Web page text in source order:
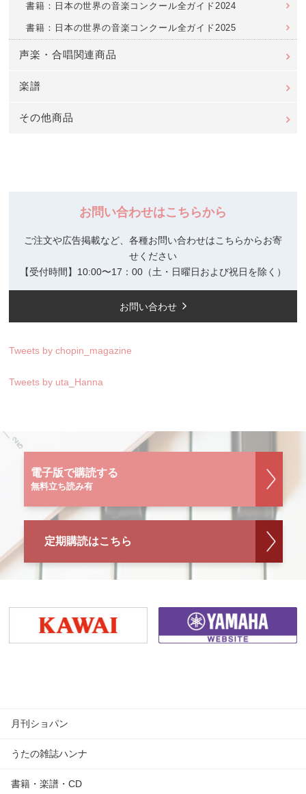
書籍：日本の世界の音楽コンクール全ガイド2024
書籍：日本の世界の音楽コンクール全ガイド2025
声楽・合唱関連商品
楽譜
その他商品
お問い合わせはこちらから
ご注文や広告掲載など、各種お問い合わせはこちらからお寄
せください
【受付時間】10:00〜17：00（土・日曜日および祝日を除く）
お問い合わせ
Tweets by chopin_magazine
Tweets by uta_Hanna
電子版で購読する
無料立ち読み有
定期購読はこちら
月刊ショパン
うたの雑誌ハンナ
書籍・楽譜・CD